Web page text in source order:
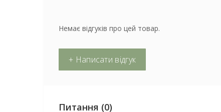
Немає відгуків про цей товар.
+ Написати відгук
Питання (0)